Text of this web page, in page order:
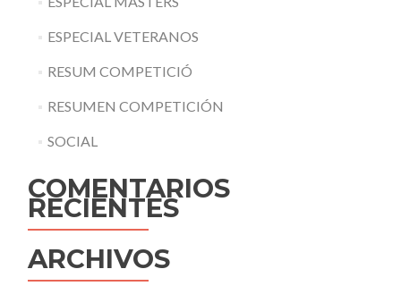
ESPECIAL VETERANOS
RESUM COMPETICIÓ
RESUMEN COMPETICIÓN
SOCIAL
COMENTARIOS
RECIENTES
ARCHIVOS